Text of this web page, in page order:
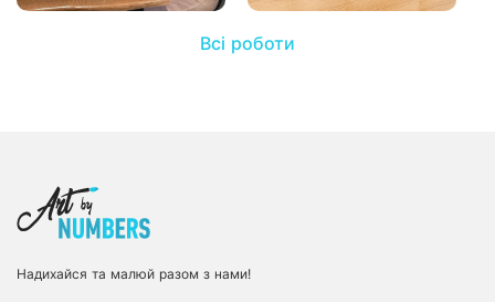
Всі роботи
Надихайся та малюй разом з нами!